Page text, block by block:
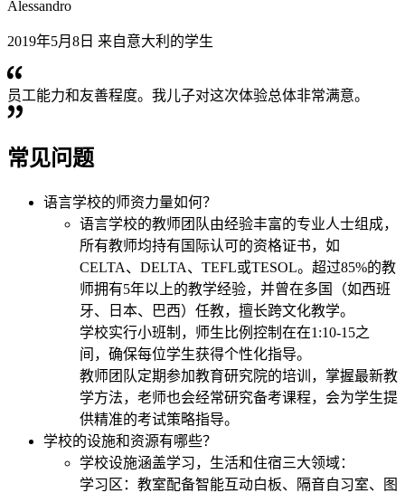
Alessandro
2019年5月8日 来自意大利的学生
员工能力和友善程度。我儿子对这次体验总体非常满意。
常见问题
语言学校的师资力量如何？
语言学校的教师团队由经验丰富的专业人士组成，
所有教师均持有国际认可的资格证书，如
CELTA、DELTA、TEFL或TESOL。超过85%的教
师拥有5年以上的教学经验，并曾在多国（如西班
牙、日本、巴西）任教，擅长跨文化教学。
学校实行小班制，师生比例控制在在1:10-15之
间，确保每位学生获得个性化指导。
教师团队定期参加教育研究院的培训，掌握最新教
学方法，老师也会经常研究备考课程，会为学生提
供精准的考试策略指导。
学校的设施和资源有哪些？
学校设施涵盖学习，生活和住宿三大领域：
学习区：教室配备智能互动白板、隔音自习室、图